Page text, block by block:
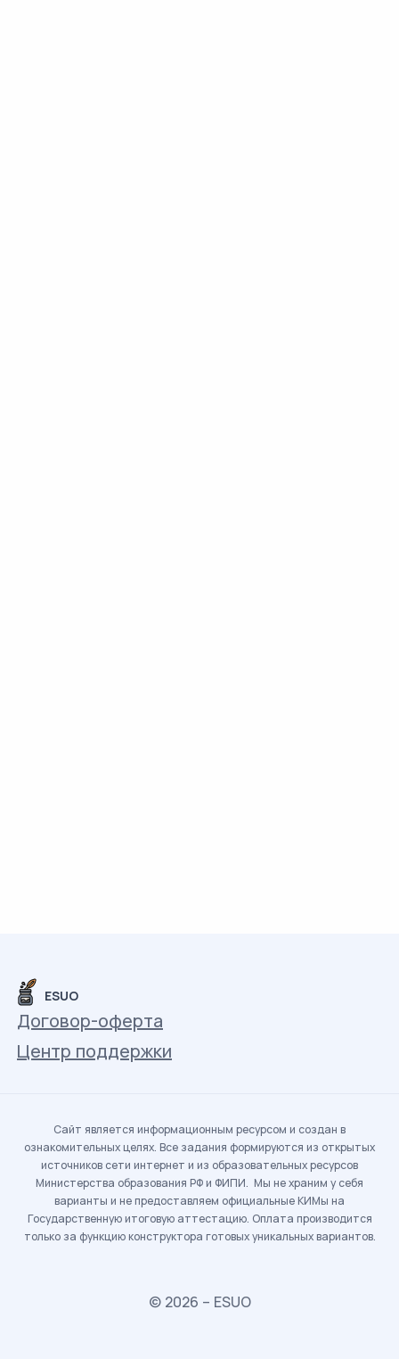
ESUO
Договор-оферта
Центр поддержки
Сайт является информационным ресурсом и создан в
ознакомительных целях. Все задания формируются из открытых
источников сети интернет и из образовательных ресурсов
Министерства образования РФ и ФИПИ. Мы не храним у себя
варианты и не предоставляем официальные КИМы на
Государственную итоговую аттестацию. Оплата производится
только за функцию конструктора готовых уникальных вариантов.
© 2026 – ESUO